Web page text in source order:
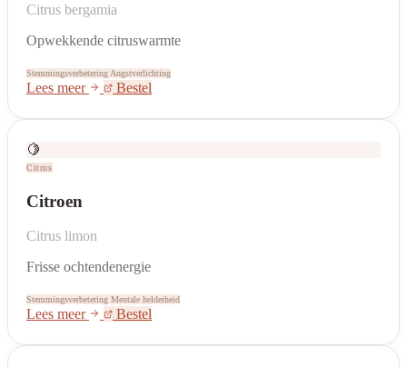
Citrus bergamia
Opwekkende citruswarmte
Stemmingsverbetering Angstverlichting
Lees meer Bestel
🍋
Citrus
Citroen
Citrus limon
Frisse ochtendenergie
Stemmingsverbetering Mentale helderheid
Lees meer Bestel